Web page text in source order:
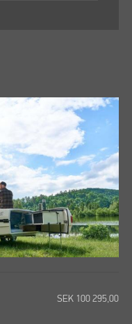
SEK 100 295,00